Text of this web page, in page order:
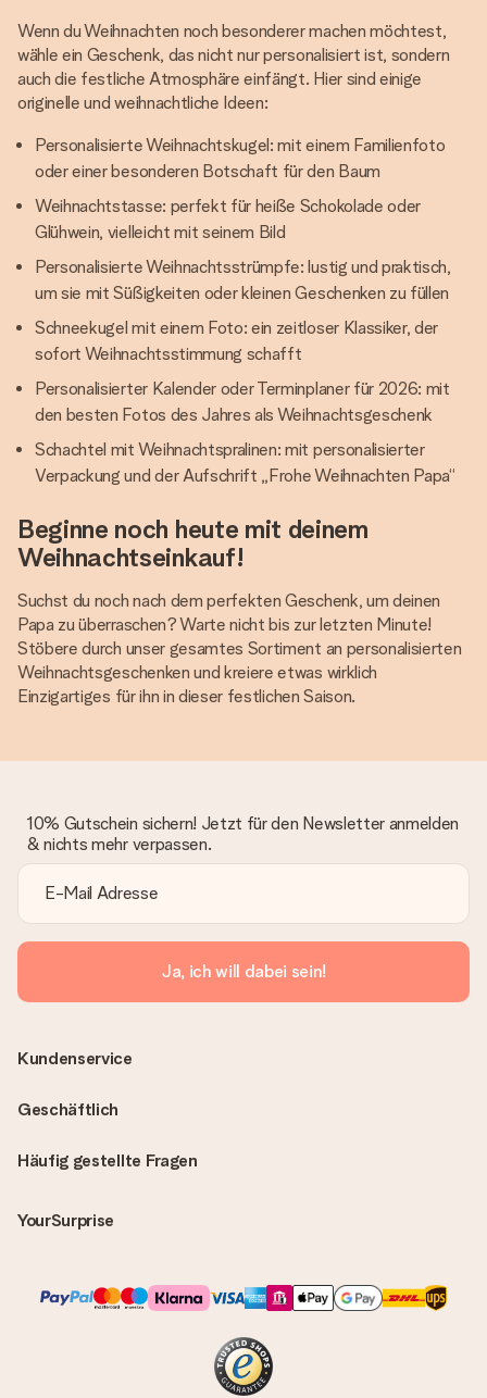
Wenn du Weihnachten noch besonderer machen möchtest,
wähle ein Geschenk, das nicht nur personalisiert ist, sondern
auch die festliche Atmosphäre einfängt. Hier sind einige
originelle und weihnachtliche Ideen:
Personalisierte Weihnachtskugel: mit einem Familienfoto
oder einer besonderen Botschaft für den Baum
Weihnachtstasse: perfekt für heiße Schokolade oder
Glühwein, vielleicht mit seinem Bild
Personalisierte Weihnachtsstrümpfe: lustig und praktisch,
um sie mit Süßigkeiten oder kleinen Geschenken zu füllen
Schneekugel mit einem Foto: ein zeitloser Klassiker, der
sofort Weihnachtsstimmung schafft
Personalisierter Kalender oder Terminplaner für 2026: mit
den besten Fotos des Jahres als Weihnachtsgeschenk
Schachtel mit Weihnachtspralinen: mit personalisierter
Verpackung und der Aufschrift „Frohe Weihnachten Papa“
Beginne noch heute mit deinem
Weihnachtseinkauf!
Suchst du noch nach dem perfekten Geschenk, um deinen
Papa zu überraschen? Warte nicht bis zur letzten Minute!
Stöbere durch unser gesamtes Sortiment an personalisierten
Weihnachtsgeschenken und kreiere etwas wirklich
Einzigartiges für ihn in dieser festlichen Saison.
10% Gutschein sichern! Jetzt für den Newsletter anmelden
& nichts mehr verpassen.
Ja, ich will dabei sein!
Häufig gestellte Fragen
YourSurprise
Kundenservice
Geschäftlich